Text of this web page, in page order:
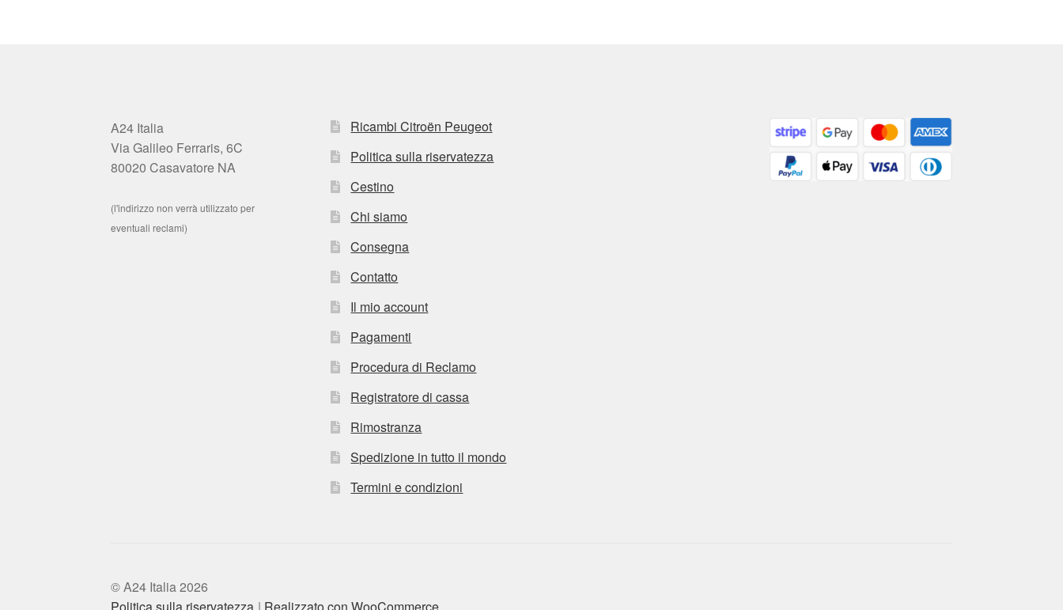
A24 Italia
Via Galileo Ferraris, 6C
80020 Casavatore NA
(l'indirizzo non verrà utilizzato per
eventuali reclami)
Ricambi Citroën Peugeot
Politica sulla riservatezza
Cestino
Chi siamo
Consegna
Contatto
Il mio account
Pagamenti
Procedura di Reclamo
Registratore di cassa
Rimostranza
Spedizione in tutto il mondo
Termini e condizioni
© A24 Italia 2026